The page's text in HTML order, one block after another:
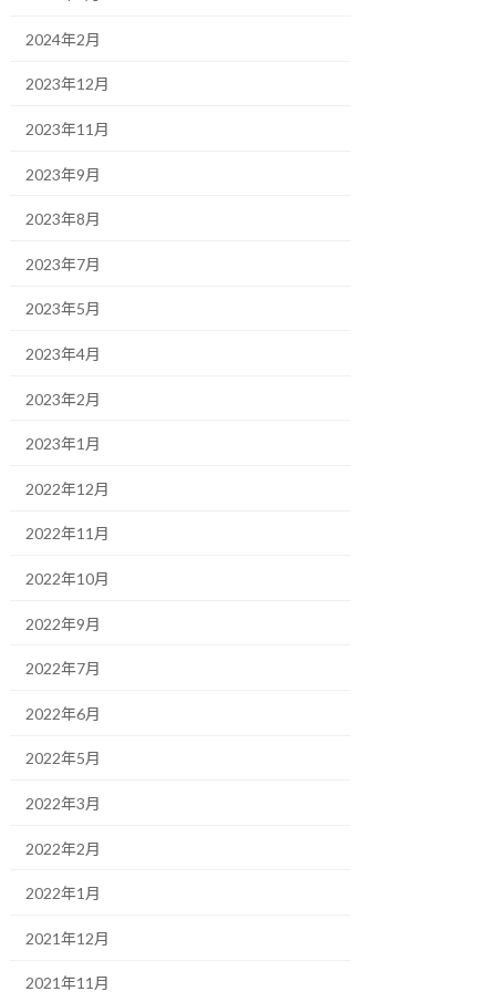
2024年2月
2023年12月
2023年11月
2023年9月
2023年8月
2023年7月
2023年5月
2023年4月
2023年2月
2023年1月
2022年12月
2022年11月
2022年10月
2022年9月
2022年7月
2022年6月
2022年5月
2022年3月
2022年2月
2022年1月
2021年12月
2021年11月